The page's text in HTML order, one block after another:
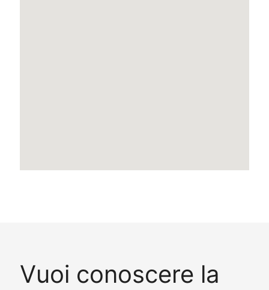
Vuoi conoscere la